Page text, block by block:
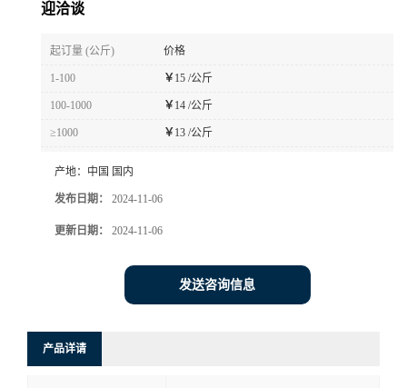
迎洽谈
起订量 (公斤) 价格
1-100 ￥ 15 /公斤
100-1000 ￥ 14 /公斤
≥1000 ￥ 13 /公斤
产地： 中国 国内
发布日期： 2024-11-06
更新日期： 2024-11-06
发送咨询信息
产品详请